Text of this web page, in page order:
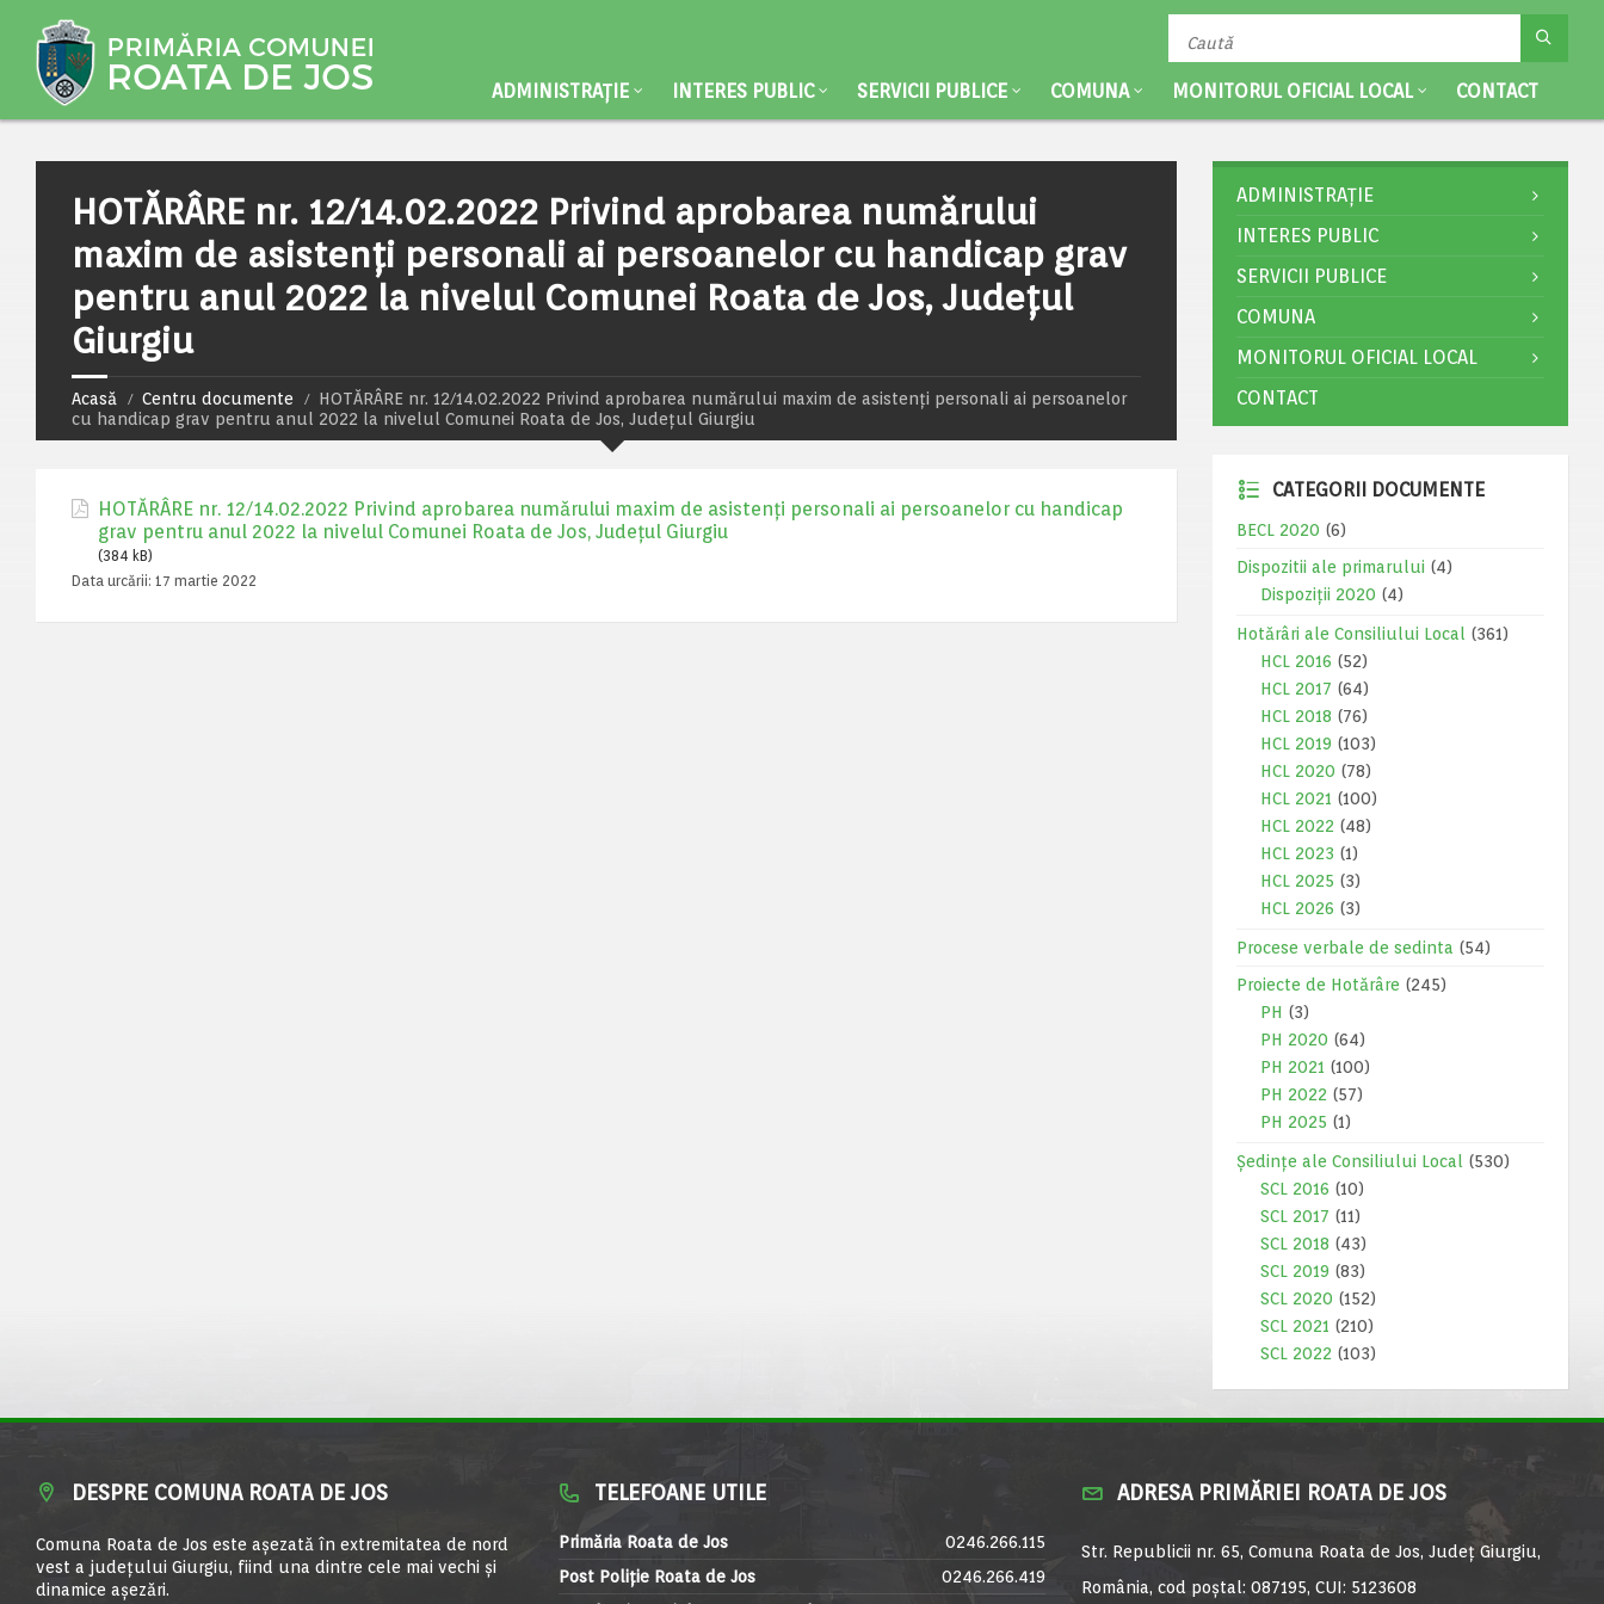
ADMINISTRAȚIE INTERES PUBLIC SERVICII PUBLICE COMUNA MONITORUL OFICIAL LOCAL CONTACT
HOTĂRÂRE nr. 12/14.02.2022 Privind aprobarea numărului
maxim de asistenți personali ai persoanelor cu handicap grav
pentru anul 2022 la nivelul Comunei Roata de Jos, Județul
Giurgiu
Acasă Centru documente
HOTĂRÂRE nr. 12/14.02.2022 Privind aprobarea numărului maxim de asistenți personali ai persoanelor
cu handicap grav pentru anul 2022 la nivelul Comunei Roata de Jos, Județul Giurgiu
HOTĂRÂRE nr. 12/14.02.2022 Privind aprobarea numărului maxim de asistenți personali ai persoanelor cu handicap
grav pentru anul 2022 la nivelul Comunei Roata de Jos, Județul Giurgiu
(384 kB)
Data urcării: 17 martie 2022
ADMINISTRAȚIE
INTERES PUBLIC
SERVICII PUBLICE
COMUNA
MONITORUL OFICIAL LOCAL
CONTACT
CATEGORII DOCUMENTE
BECL 2020 (6)
Dispozitii ale primarului (4)
Dispoziții 2020 (4)
Hotărâri ale Consiliului Local
(361)
HCL 2016 (52)
HCL 2017 (64)
HCL 2018 (76)
HCL 2019 (103)
HCL 2020 (78)
HCL 2021 (100)
HCL 2022 (48)
HCL 2023 (1)
HCL 2025 (3)
HCL 2026 (3)
Procese verbale de sedinta (54)
Proiecte de Hotărâre (245)
PH (3)
PH 2020 (64)
PH 2021 (100)
PH 2022 (57)
PH 2025 (1)
Ședințe ale Consiliului Local
(530)
SCL 2016 (10)
SCL 2017 (11)
SCL 2018 (43)
SCL 2019 (83)
SCL 2020 (152)
SCL 2021 (210)
SCL 2022 (103)
DESPRE COMUNA ROATA DE JOS
Comuna Roata de Jos este aşezată în extremitatea de nord
vest a judeţului Giurgiu, fiind una dintre cele mai vechi şi
dinamice aşezări.
TELEFOANE UTILE
Primăria Roata de Jos
0246.266.115
Post Poliție Roata de Jos
0246.266.419
ADRESA PRIMĂRIEI ROATA DE JOS
Str. Republicii nr. 65, Comuna Roata de Jos, Județ Giurgiu,
România, cod poștal: 087195, CUI: 5123608